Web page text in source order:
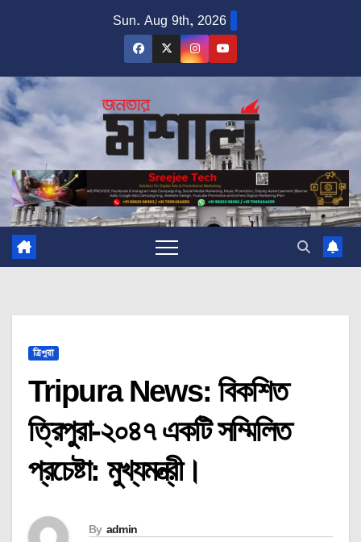
Sun. Aug 9th, 2026
ত্রিপুরা
Tripura News: বিকশিত
ত্রিপুরা-২০৪৭ একটি সম্মিলিত
প্রচেষ্টা: মুখ্যমন্ত্রী।
By admin